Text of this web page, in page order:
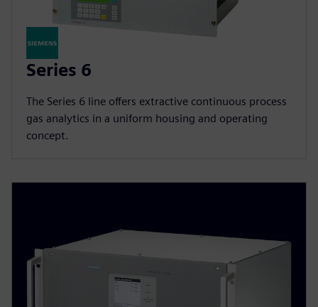
Series 6
The Series 6 line offers extractive continuous process
gas analytics in a uniform housing and operating
concept.